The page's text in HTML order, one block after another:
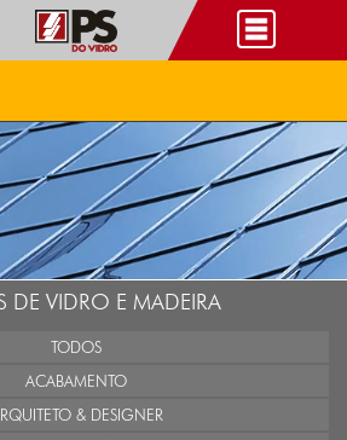
DE VIDRO E MADEIRA
TODOS
ACABAMENTO
& DESIGNER